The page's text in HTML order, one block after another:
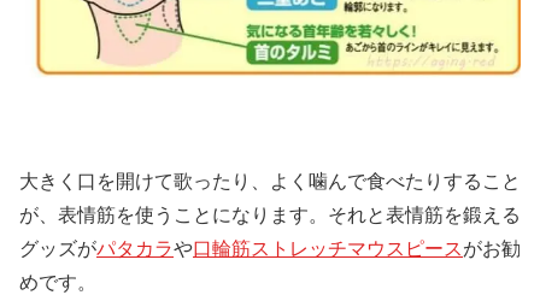
大きく口を開けて歌ったり、よく噛んで食べたりすること
が、表情筋を使うことになります。それと表情筋を鍛える
グッズがパタカラや口輪筋ストレッチマウスピースがお勧
めです。